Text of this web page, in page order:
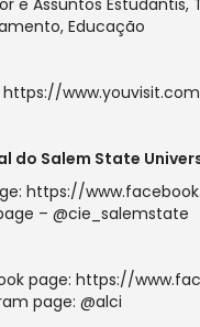
e Assuntos
Educação
https://
do Salem State
https://
– @cie_salemstate
page: https://
page: @alci